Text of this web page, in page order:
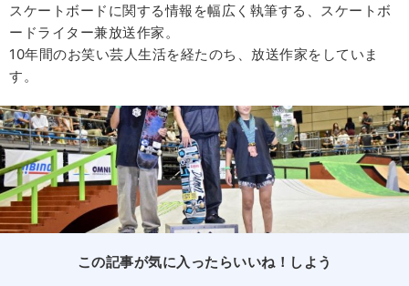
スケートボードに関する情報を幅広く執筆する、スケートボ
ードライター兼放送作家。
10年間のお笑い芸人生活を経たのち、放送作家をしていま
す。
この記事が気に入ったらいいね！しよう